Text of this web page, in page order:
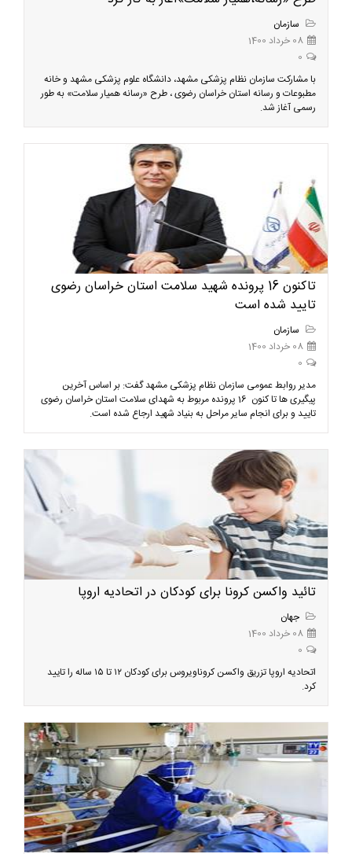
سازمان
08 خرداد 1400
0
با مشارکت سازمان نظام پزشکی مشهد، دانشگاه علوم پزشکی مشهد و خانه
مطبوعات و رسانه استان خراسان رضوی ، طرح «رسانه همیار سلامت» به طور
رسمی آغاز شد.
تاکنون 16 پرونده شهید سلامت استان خراسان رضوی
تایید شده است
سازمان
08 خرداد 1400
0
مدیر روابط عمومی سازمان نظام پزشکی مشهد گفت: بر اساس آخرین
پیگیری ها تا کنون 16 پرونده مربوط به شهدای سلامت استان خراسان رضوی
تایید و برای انجام سایر مراحل به بنیاد شهید ارجاع شده است.
تائید واکسن کرونا برای کودکان در اتحادیه اروپا
جهان
08 خرداد 1400
0
اتحادیه اروپا تزریق واکسن کروناویروس برای کودکان ۱۲ تا ۱۵ ساله را تایید
کرد.